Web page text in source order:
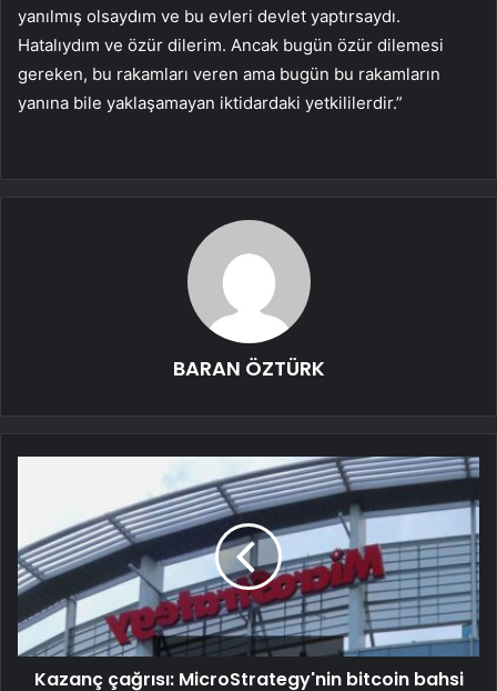
yanılmış olsaydım ve bu evleri devlet yaptırsaydı.
Hatalıydım ve özür dilerim. Ancak bugün özür dilemesi
gereken, bu rakamları veren ama bugün bu rakamların
yanına bile yaklaşamayan iktidardaki yetkililerdir.”
BARAN ÖZTÜRK
Kazanç çağrısı: MicroStrategy'nin bitcoin bahsi